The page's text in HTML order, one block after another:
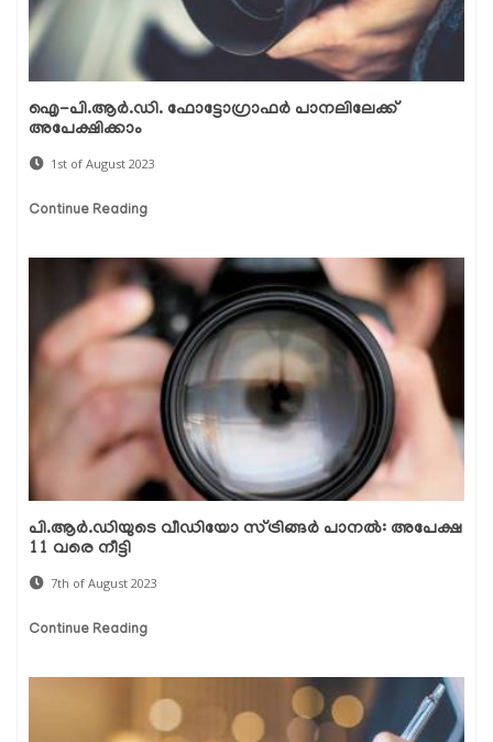
ഐ-പി.ആര്‍.ഡി. ഫോട്ടോഗ്രാഫര്‍ പാനലിലേക്ക്
അപേക്ഷിക്കാം
1st of August 2023
Continue Reading
പി.ആര്‍.ഡിയുടെ വീഡിയോ സ്ട്രിങ്ങര്‍ പാനല്‍: അപേക്ഷ
11 വരെ നീട്ടി
7th of August 2023
Continue Reading